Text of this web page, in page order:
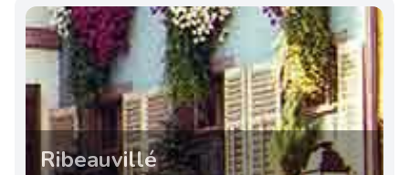
Ribeauvillé